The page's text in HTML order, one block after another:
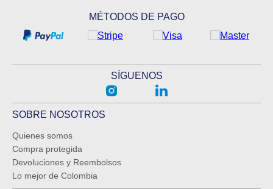
MÉTODOS DE PAGO
SÍGUENOS
SOBRE NOSOTROS
Quienes somos
Compra protegida
Devoluciones y Reembolsos
Lo mejor de Colombia